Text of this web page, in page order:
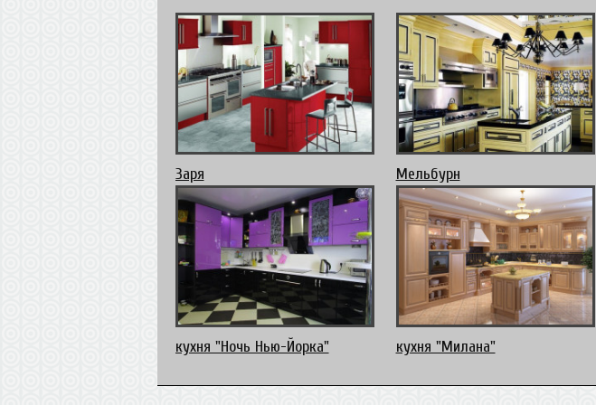
Заря Мельбурн
кухня "Ночь Нью-Йорка" кухня "Милана"